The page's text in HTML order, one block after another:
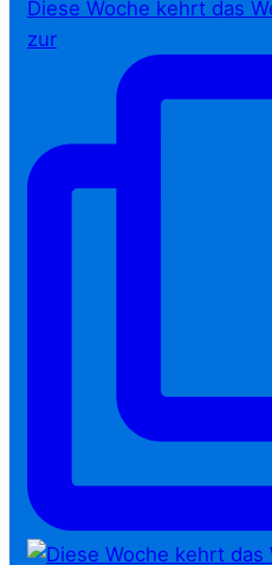
Diese Woche kehrt das
zur